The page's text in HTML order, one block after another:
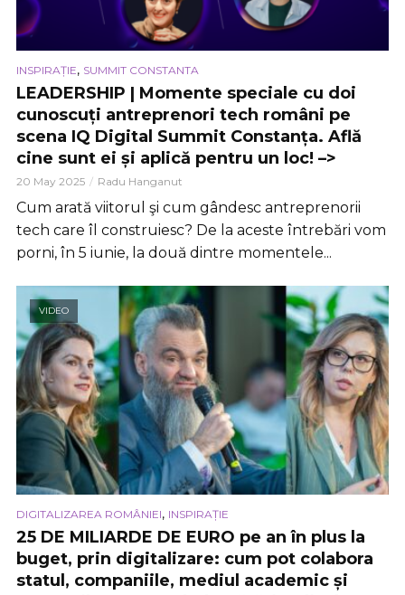
INSPIRAȚIE, SUMMIT CONSTANTA
LEADERSHIP | Momente speciale cu doi
cunoscuți antreprenori tech români pe
scena IQ Digital Summit Constanța. Află
cine sunt ei și aplică pentru un loc! –>
20 May 2025 Radu Hanganut
Cum arată viitorul şi cum gândesc antreprenorii
tech care îl construiesc? De la aceste întrebări vom
porni, în 5 iunie, la două dintre momentele...
VIDEO
DIGITALIZAREA ROMÂNIEI, INSPIRAȚIE
25 DE MILIARDE DE EURO pe an în plus la
buget, prin digitalizare: cum pot colabora
statul, companiile, mediul academic și